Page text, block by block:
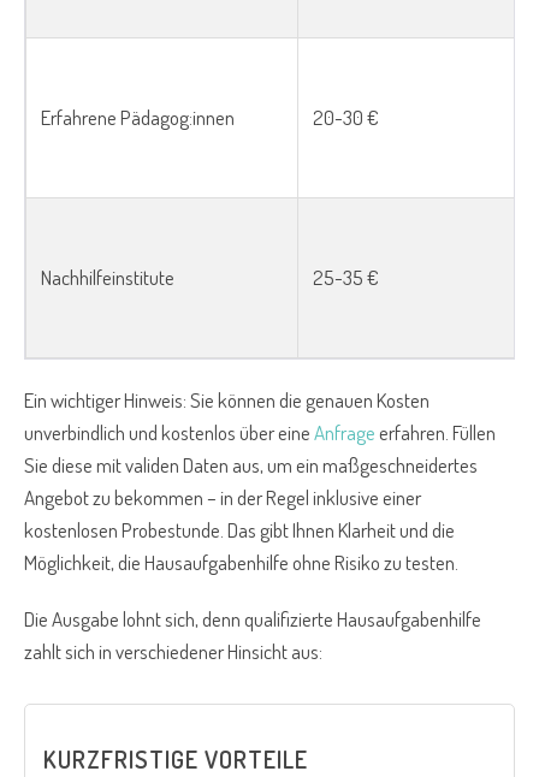
Erfahrene Pädagog:innen 20-30 €
Nachhilfeinstitute 25-35 €
Ein wichtiger Hinweis: Sie können die genauen Kosten
unverbindlich und kostenlos über eineAnfrageerfahren. Füllen
Sie diese mit validen Daten aus, um ein maßgeschneidertes
Angebot zu bekommen – in der Regel inklusive einer
kostenlosen Probestunde. Das gibt Ihnen Klarheit und die
Möglichkeit, die Hausaufgabenhilfe ohne Risiko zu testen.
Die Ausgabe lohnt sich, denn qualifizierte Hausaufgabenhilfe
zahlt sich in verschiedener Hinsicht aus:
KURZFRISTIGE VORTEILE